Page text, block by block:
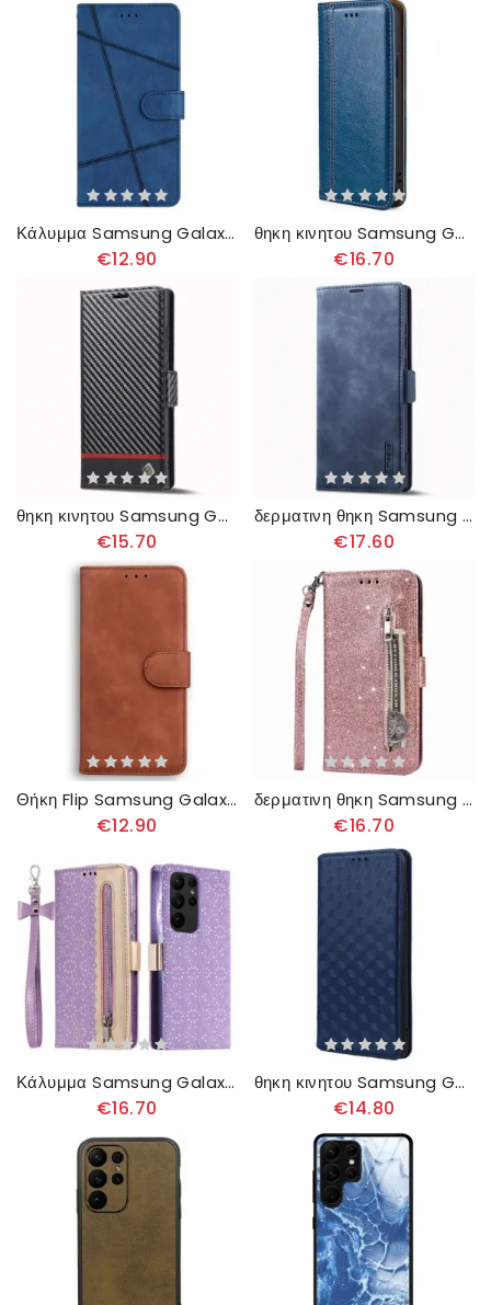
Κάλυμμα Samsung Galaxy S23 Ultra 5G με κορδονι Lanyard Lines
€12.90
θηκη κινητου Samsung Galaxy S23 Ultra 5G Θήκη Flip Vintage Στυλ
€16.70
θηκη κινητου Samsung Galaxy S23 Ultra 5G Θήκη Flip Ινα Άνθρακα
€15.70
δερματινη θηκη Samsung Galaxy S23 Ultra 5G Vintage Lc.imeeke
€17.60
Θήκη Flip Samsung Galaxy S23 Ultra 5G Μονόχρωμο Σχέδιο
€12.90
δερματινη θηκη Samsung Galaxy S23 Ultra 5G Πορτοφόλι Glitter Coin
€16.70
Κάλυμμα Samsung Galaxy S23 Ultra 5G με κορδονι Πορτοφόλι Με Λουράκι Με Δαντέλα
€16.70
θηκη κινητου Samsung Galaxy S23 Ultra 5G Θήκη Flip Τρισδιάστατο Μοτίβο
€14.80